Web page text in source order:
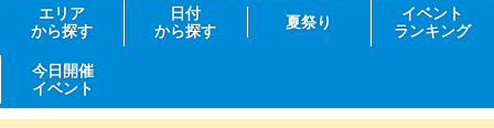
エリア
から探す
日付
から探す
夏祭り
イベント
ランキング
今日開催
イベント